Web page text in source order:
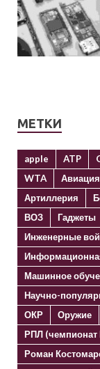
МЕТКИ
apple ATP
WTA
Авиация
Артиллерия
ВОЗ
Гаджеты
Инженерные
Машинное
Научно-
ОКР
Оружие
РПЛ (чемпионат
Роман